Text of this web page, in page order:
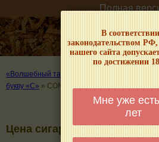
В
законодательством
нашего сайта
по достижении
Мне уже
лет
Полная
«Волшебный табачок» – о табаке и курении
букву «C» » CONTAKCT
Цена сигарет CONTAKCT